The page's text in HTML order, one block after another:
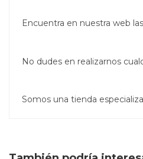
Encuentra en nuestra web las
No dudes en realizarnos
Somos una tienda